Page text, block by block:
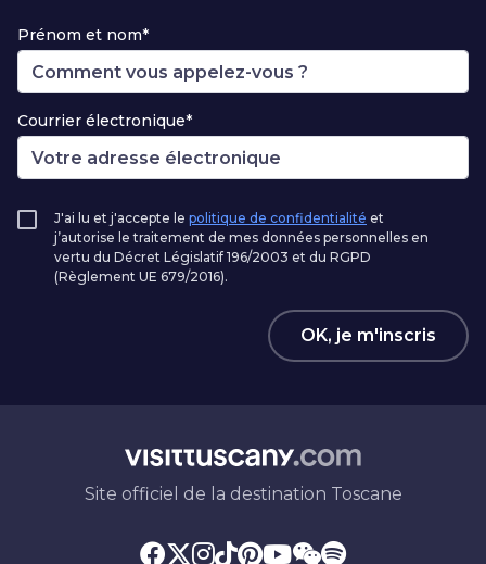
Prénom et nom*
Courrier électronique*
J'ai lu et j'accepte le politique de confidentialité et
j’autorise le traitement de mes données personnelles en
vertu du Décret Législatif 196/2003 et du RGPD
(Règlement UE 679/2016).
OK, je m'inscris
Site officiel de la destination Toscane